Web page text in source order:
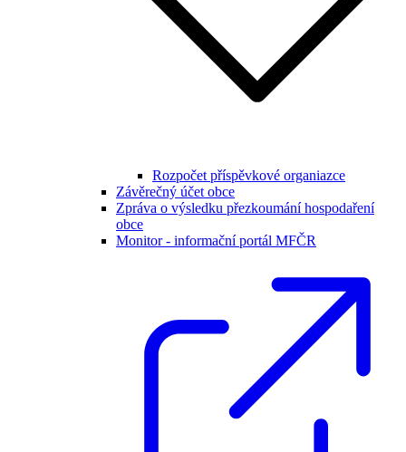
Rozpočet příspěvkové organiazce
Závěrečný účet obce
Zpráva o výsledku přezkoumání hospodaření
obce
Monitor - informační portál MFČR